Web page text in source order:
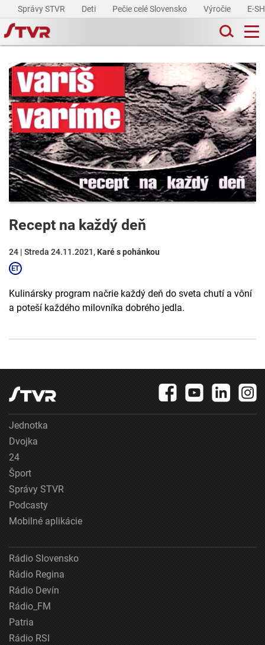
Správy STVR Deti Pečie celé Slovensko Výročie E-
Recept na každý deň
24 | Streda 24.11.2021, Karé s pohánkou
Kulinársky program načrie každý deň do sveta chutí a vôní
a poteší každého milovníka dobrého jedla.
Jednotka
Dvojka
24
Šport
Správy STVR
Podcasty
Mobilné aplikácie
Rádio Slovensko
Rádio Regina
Rádio Devín
Rádio_FM
Patria
Rádio RSI